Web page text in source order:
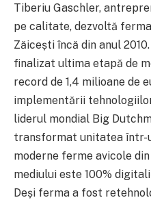
Tiberiu Gaschler,
pe calitate, dezvoltă
Zăicești încă din anul
finalizat ultima etapă de
record de 1,4 milioane de
implementării
liderul mondial Big
transformat unitatea într-
moderne ferme avicole
mediului este 100%
Deși ferma a fost